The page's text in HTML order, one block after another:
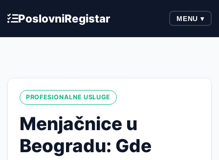
PoslovniRegistar MENU ▾
PROFESIONALNE USLUGE
Menjačnice u
Beogradu: Gde